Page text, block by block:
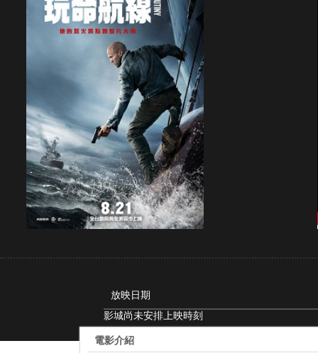
放映日期
影城尚未安排上映時刻
電影介紹